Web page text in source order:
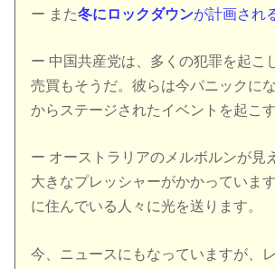
ー また冬にロックダウンが計画され
ー 中国共産党は、多くの犯罪を起こ
売買もそうだ。彼らは今パニックに
からステージされたイベントを起こす
ー オーストラリアのメルボルンが見
大きなプレッシャーがかかっていま
に住んでいる人々に光を送ります。
今、ニュースにもなっていますが、